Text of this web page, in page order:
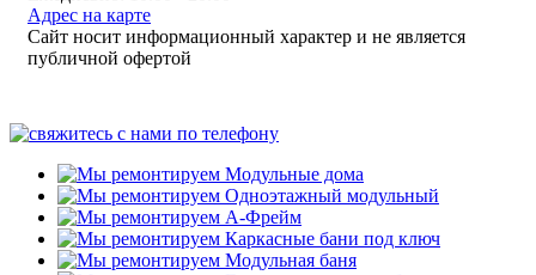
Адрес на карте
Сайт носит информационный характер и не является
публичной офертой